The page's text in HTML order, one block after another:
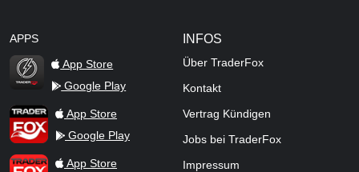
APPS
TraderFox Flash
App Store
Google Play
TraderFox AppApp Store
Google Play
TraderFox ProApp Store
INFOS
Über TraderFox
Kontakt
Vertrag Kündigen
Jobs bei TraderFox
Impressum